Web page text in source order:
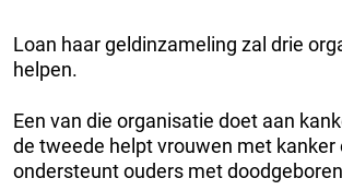
Loan haar geldinzameling zal drie
helpen.
Een van die organisatie doet aan
de tweede helpt vrouwen met kanker
ondersteunt ouders met